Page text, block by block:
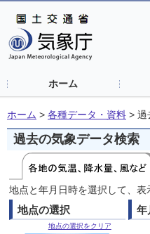
ホーム
ホーム > 各種データ・資料 > 過
過去の気象データ検索
地点と年月日時を選択して、
地点の選択
地点の選択をクリア
年